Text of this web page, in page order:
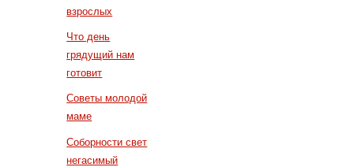
взрослых
Что день
грядущий нам
готовит
Советы молодой
маме
Соборности свет
негасимый